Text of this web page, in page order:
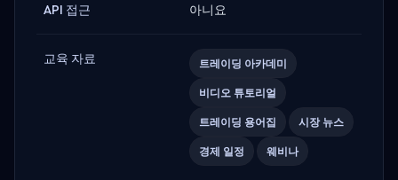
API 접근 아니요
교육 자료 트레이딩 아카데미
비디오 튜토리얼
트레이딩 용어집 시장 뉴스
경제 일정 웨비나